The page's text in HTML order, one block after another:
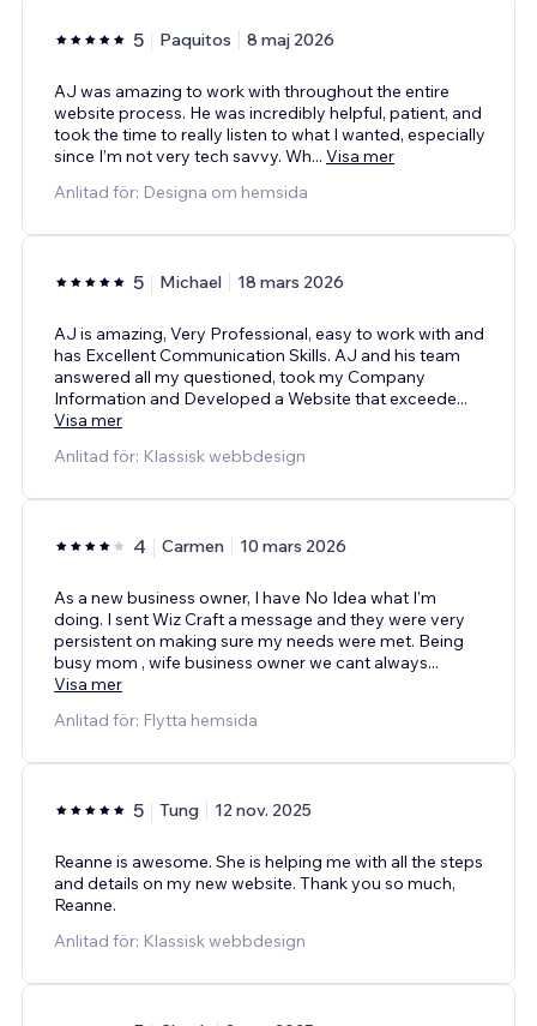
5 Paquitos 8 maj 2026
AJ was amazing to work with throughout the entire
website process. He was incredibly helpful, patient, and
took the time to really listen to what I wanted, especially
since I’m not very tech savvy. Wh... Visa mer
Anlitad för: Designa om hemsida
5 Michael 18 mars 2026
AJ is amazing, Very Professional, easy to work with and
has Excellent Communication Skills. AJ and his team
answered all my questioned, took my Company
Information and Developed a Website that exceede...
Visa mer
Anlitad för: Klassisk webbdesign
4 Carmen 10 mars 2026
As a new business owner, I have No Idea what I'm
doing. I sent Wiz Craft a message and they were very
persistent on making sure my needs were met. Being
busy mom , wife business owner we cant always...
Visa mer
Anlitad för: Flytta hemsida
5 Tung 12 nov. 2025
Reanne is awesome. She is helping me with all the steps
and details on my new website. Thank you so much,
Reanne.
Anlitad för: Klassisk webbdesign